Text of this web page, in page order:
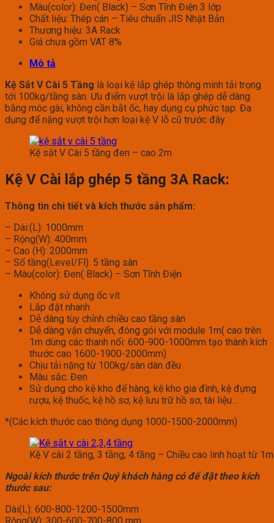
Màu(color): Đen( Black) – Sơn Tĩnh Điện 3 lớp
Chất liệu: Thép cán – Tiêu chuẩn JIS Nhật Bản
Thương hiệu: 3A Rack
Giá chưa gồm VAT 8%
Mô tả
Kệ Sắt V Cài 5 Tầng là loại kệ lắp ghép thông minh tải trọng
tới 100kg/tầng sàn. Ưu điểm vượt trội là lắp ghép dễ dàng
bằng móc gài, không cần bắt ốc, hay dụng cụ phức tạp. Đa
dụng để nặng vượt trội hơn loại kệ V lỗ cũ trước đây.
Kệ sắt V Cài 5 tầng đen – cao 2m
Kệ V Cài lắp ghép 5 tầng 3A Rack:
Thông tin chi tiết và kích thước sản phẩm:
– Dài:(L): 1000mm
– Rộng(W): 400mm
– Cao (H): 2000mm
– Số tầng(Level/Fl): 5 tầng sàn
– Màu(color): Đen( Black) – Sơn Tĩnh Điện
Không sử dụng ốc vít
Lắp đặt nhanh
Dễ dàng tùy chỉnh chiều cao tầng sàn
Dễ dàng vận chuyển, đóng gói với module 1m( cao trên
1m dùng các thanh nối: 600-900-1000mm tạo thành kích
thước cao 1600-1900-2000mm)
Chịu tải nặng từ 100kg/sàn dàn đều
Màu sắc: Đen
Sử dụng cho kệ kho để hàng, kệ kho gia đình, kệ đựng
rượu, kệ thuốc, kệ hồ sơ, kệ lưu trữ hồ sơ, tài liệu…
*(Các kích thước cao thông dụng 1000-1500-2000mm)
Kệ V cài 2 tầng, 3 tầng, 4 tầng – Chiều cao linh hoạt từ
Ngoài kích thước trên Quý khách hàng có để đặt theo kích
thước sau:
Dài(L): 600-800-1200-1500mm
Rộng(W): 300-600-700-800 mm